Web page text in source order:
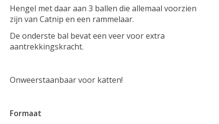
Hengel met daar aan 3 ballen die allemaal voorzien
zijn van Catnip en een rammelaar.
De onderste bal bevat een veer voor extra
aantrekkingskracht.
Onweerstaanbaar voor katten!
Formaat